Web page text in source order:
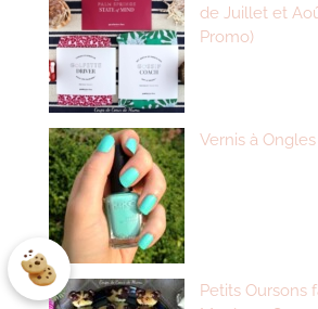
de Juillet et
Promo)
Vernis à
Petits Oursons